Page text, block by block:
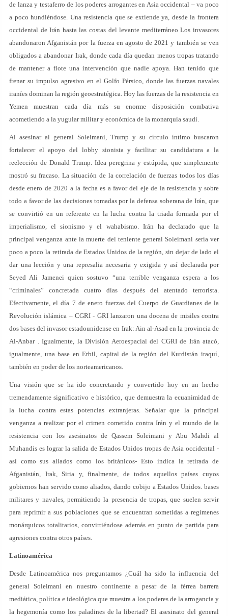
de lanza y testaferro de los poderes arrogantes en Asia occidental – va poco
a poco hundiéndose. Una resistencia que se extiende ya, desde la frontera
occidental de Irán hasta las costas del levante mediterráneo Los invasores
abandonaron Afganistán por la fuerza en agosto de 2021 y también se ven
obligados a abandonar Irak, donde cada día quedan menos tropas tratando
de mantener a flote una intervención que nadie apoya. Han tenido que
frenar su impulso agresivo en el Golfo Pérsico, donde las fuerzas navales
iraníes dominan la región geoestratégica. Hoy las fuerzas de la resistencia en
Yemen muestran cada día más su enorme disposición combativa
acometiendo a la yugular militar y económica de la monarquía saudí.
Al asesinar al general Soleimani, Trump y su círculo íntimo buscaron
fortalecer el apoyo del lobby sionista y facilitar su candidatura a la
reelección de Donald Trump. Idea peregrina y estúpida, que simplemente
mostró su fracaso. La situación de la correlación de fuerzas todos los días
desde enero de 2020 a la fecha es a favor del eje de la resistencia y sobre
todo a favor de las decisiones tomadas por la defensa soberana de Irán, que
se convirtió en un referente en la lucha contra la triada formada por el
imperialismo, el sionismo y el wahabismo. Irán ha declarado que la
principal venganza ante la muerte del teniente general Soleimani sería ver
poco a poco la retirada de Estados Unidos de la región, sin dejar de lado el
dar una lección y una represalia necesaria y exigida y así declarada por
Seyed Ali Jamenei quien sostuvo “una terrible venganza espera a los
“criminales” concretada cuatro días después del atentado terrorista.
Efectivamente, el día 7 de enero fuerzas del Cuerpo de Guardianes de la
Revolución islámica – CGRI - GRI lanzaron una docena de misiles contra
dos bases del invasor estadounidense en Irak: Ain al-Asad en la provincia de
Al-Anbar . Igualmente, la División Aeroespacial del CGRI de Irán atacó,
igualmente, una base en Erbil, capital de la región del Kurdistán iraquí,
también en poder de los norteamericanos.
Una visión que se ha ido concretando y convertido hoy en un hecho
tremendamente significativo e histórico, que demuestra la ecuanimidad de
la lucha contra estas potencias extranjeras. Señalar que la principal
venganza a realizar por el crimen cometido contra Irán y el mundo de la
resistencia con los asesinatos de Qassem Soleimani y Abu Mahdi al
Muhandis es lograr la salida de Estados Unidos tropas de Asia occidental -
así como sus aliados como los británicos- Esto indica la retirada de
Afganistán, Irak, Siria y, finalmente, de todos aquellos países cuyos
gobiernos han servido como aliados, dando cobijo a Estados Unidos. bases
militares y navales, permitiendo la presencia de tropas, que suelen servir
para reprimir a sus poblaciones que se encuentran sometidas a regímenes
monárquicos totalitarios, convirtiéndose además en punto de partida para
agresiones contra otros países.
Latinoamérica
Desde Latinoamérica nos preguntamos ¿Cuál ha sido la influencia del
general Soleimani en nuestro continente a pesar de la férrea barrera
mediática, política e ideológica que muestra a los poderes de la arrogancia y
la hegemonía como los paladines de la libertad? El asesinato del general